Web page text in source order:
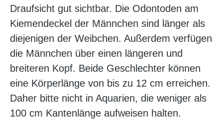
Draufsicht gut sichtbar. Die Odontoden am
Kiemendeckel der Männchen sind länger als
diejenigen der Weibchen. Außerdem verfügen
die Männchen über einen längeren und
breiteren Kopf. Beide Geschlechter können
eine Körperlänge von bis zu 12 cm erreichen.
Daher bitte nicht in Aquarien, die weniger als
100 cm Kantenlänge aufweisen halten.